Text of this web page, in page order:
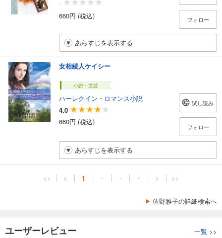
-
660円 (税込)
フォロー
あらすじを表示する
女相続人ケイシー
小説・文芸
ハーレクイン・ロマンス小説
4.0
660円 (税込)
試し読み
フォロー
あらすじを表示する
<< < 1 ・ ・ ・ > >>
佐野雅子の詳細検索へ
ユーザーレビュー 一覧 >>